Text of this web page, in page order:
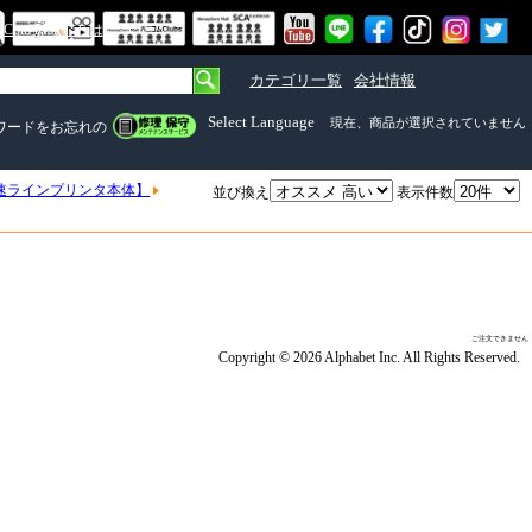
Mall）とは
カテゴリ一覧 会社情報
Select Language 現在、商品が選択されていません
ードをお忘れの
並び換え 表示件数
ラインプリンタ本体】
ご注文できません
Copyright © 2026 Alphabet Inc. All Rights Reserved.